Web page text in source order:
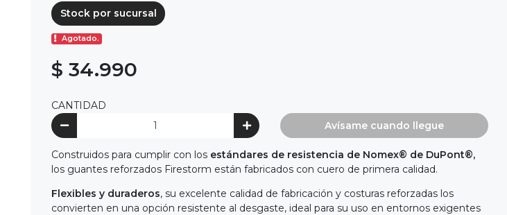
Stock por sucursal
Agotado.
$ 34.990
CANTIDAD
Avísame cuando llegue
Construidos para cumplir con los estándares de resistencia de Nomex® de DuPont®,
los guantes reforzados Firestorm están fabricados con cuero de primera calidad.
Flexibles y duraderos, su excelente calidad de fabricación y costuras reforzadas los
convierten en una opción resistente al desgaste, ideal para su uso en entornos exigentes